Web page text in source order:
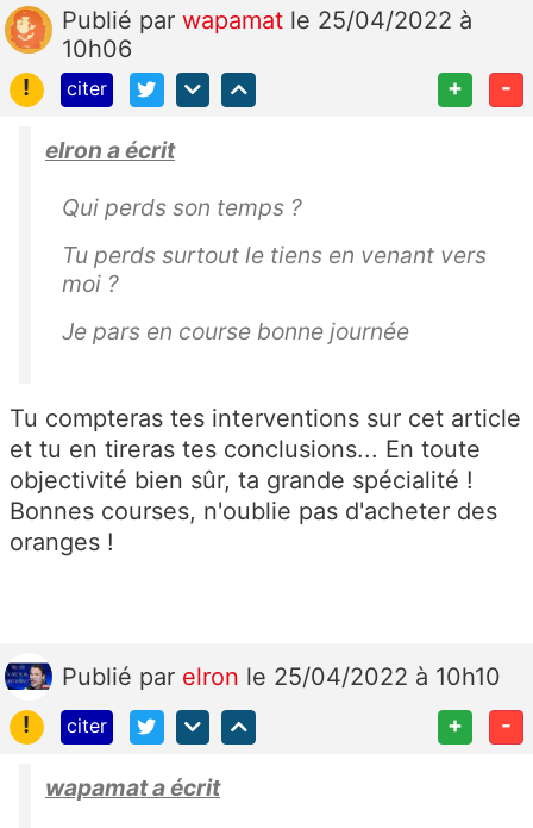
Publié par wapamat le 25/04/2022 à
10h06
!
citer + -
elron a écrit
Qui perds son temps ?
Tu perds surtout le tiens en venant vers
moi ?
Je pars en course bonne journée
Tu compteras tes interventions sur cet article
et tu en tireras tes conclusions... En toute
objectivité bien sûr, ta grande spécialité !
Bonnes courses, n'oublie pas d'acheter des
oranges !
Publié par elron le 25/04/2022 à 10h10
!
citer + -
wapamat a écrit